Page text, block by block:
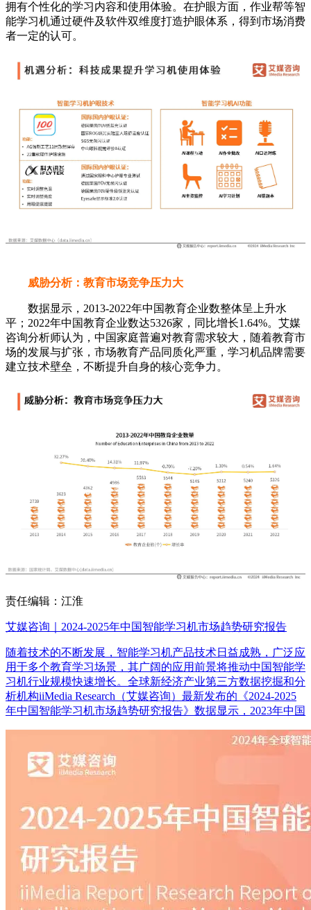
拥有个性化的学习内容和使用体验。在护眼方面，作业帮等智
能学习机通过硬件及软件双维度打造护眼体系，得到市场消费
者一定的认可。
威胁分析：教育市场竞争压力大
数据显示，2013-2022年中国教育企业数整体呈上升水
平；2022年中国教育企业数达5326家，同比增长1.64%。艾媒
咨询分析师认为，中国家庭普遍对教育需求较大，随着教育市
场的发展与扩张，市场教育产品同质化严重，学习机品牌需要
建立技术壁垒，不断提升自身的核心竞争力。
责任编辑：江淮
艾媒咨询｜2024-2025年中国智能学习机市场趋势研究报告
随着技术的不断发展，智能学习机产品技术日益成熟，广泛应
用于多个教育学习场景，其广阔的应用前景将推动中国智能学
习机行业规模快速增长。全球新经济产业第三方数据挖掘和分
析机构iiMedia Research（艾媒咨询）最新发布的《2024-2025
年中国智能学习机市场趋势研究报告》数据显示，2023年中国